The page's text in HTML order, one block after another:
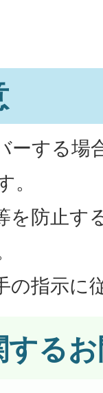
ーする場
。
を防止す
の指示に
する